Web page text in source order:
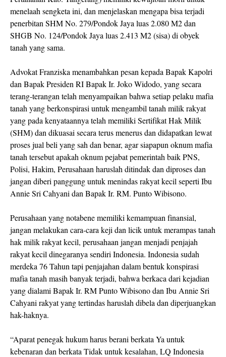
menelaah sengketa ini, dan menjelaskan mengapa bisa terjadi
penerbitan SHM No. 279/Pondok Jaya luas 2.080 M2 dan
SHGB No. 124/Pondok Jaya luas 2.413 M2 (sisa) di obyek
tanah yang sama.
Advokat Franziska menambahkan pesan kepada Bapak Kapolri
dan Bapak Presiden RI Bapak Ir. Joko Widodo, yang secara
terang-terangan telah menyampaikan bahwa setiap pelaku mafia
tanah yang berkonspirasi untuk mengambil tanah milik rakyat
yang pada kenyataannya telah memiliki Sertifikat Hak Milik
(SHM) dan dikuasai secara terus menerus dan didapatkan lewat
proses jual beli yang sah dan benar, agar siapapun oknum mafia
tanah tersebut apakah oknum pejabat pemerintah baik PNS,
Polisi, Hakim, Perusahaan haruslah ditindak dan diproses dan
jangan diberi panggung untuk menindas rakyat kecil seperti Ibu
Annie Sri Cahyani dan Bapak Ir. RM. Punto Wibisono.
Perusahaan yang notabene memiliki kemampuan finansial,
jangan melakukan cara-cara keji dan licik untuk merampas tanah
hak milik rakyat kecil, perusahaan jangan menjadi penjajah
rakyat kecil dinegaranya sendiri Indonesia. Indonesia sudah
merdeka 76 Tahun tapi penjajahan dalam bentuk konspirasi
mafia tanah masih banyak terjadi, bahwa berkaca dari kejadian
yang dialami Bapak Ir. RM Punto Wibisono dan Ibu Annie Sri
Cahyani rakyat yang tertindas haruslah dibela dan diperjuangkan
hak-haknya.
“Aparat penegak hukum harus berani berkata Ya untuk
kebenaran dan berkata Tidak untuk kesalahan, LQ Indonesia